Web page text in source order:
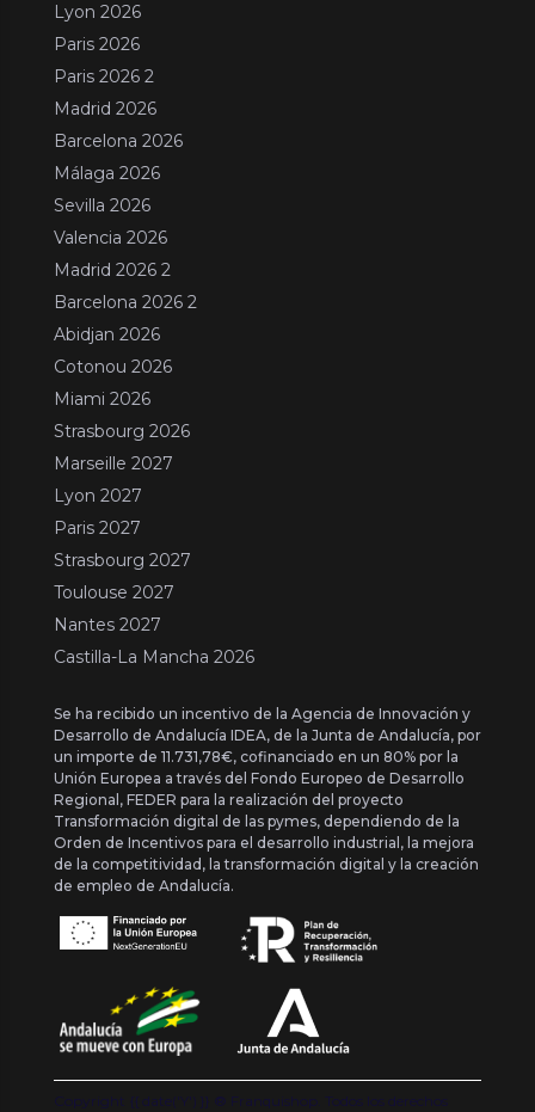
Lyon 2026
Paris 2026
Paris 2026 2
Madrid 2026
Barcelona 2026
Málaga 2026
Sevilla 2026
Valencia 2026
Madrid 2026 2
Barcelona 2026 2
Abidjan 2026
Cotonou 2026
Miami 2026
Strasbourg 2026
Marseille 2027
Lyon 2027
Paris 2027
Strasbourg 2027
Toulouse 2027
Nantes 2027
Castilla-La Mancha 2026
Se ha recibido un incentivo de la Agencia de Innovación y
Desarrollo de Andalucía IDEA, de la Junta de Andalucía, por
un importe de 11.731,78€, cofinanciado en un 80% por la
Unión Europea a través del Fondo Europeo de Desarrollo
Regional, FEDER para la realización del proyecto
Transformación digital de las pymes, dependiendo de la
Orden de Incentivos para el desarrollo industrial, la mejora
de la competitividad, la transformación digital y la creación
de empleo de Andalucía.
Copyright {{ date('Y') }} ® Franquishop. Todos los derechos